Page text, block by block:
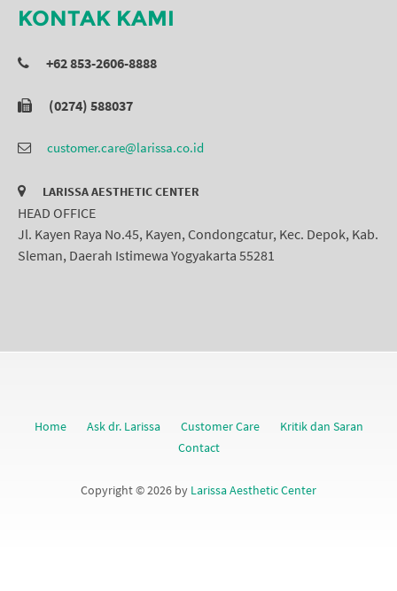
KONTAK KAMI
+62 853-2606-8888
(0274) 588037
customer.care@larissa.co.id
LARISSA AESTHETIC CENTER
HEAD OFFICE
Jl. Kayen Raya No.45, Kayen, Condongcatur, Kec. Depok, Kab.
Sleman, Daerah Istimewa Yogyakarta 55281
Home Ask dr. Larissa Customer Care
Kritik dan Saran
Contact
Copyright © 2026 by Larissa Aesthetic Center